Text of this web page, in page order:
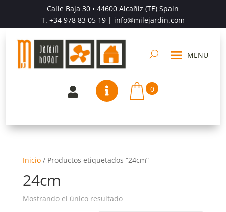
Calle Baja 30 • 44600 Alcañiz (TE) Spain
T. +34 978 83 05 19| info@milejardin.com
  0
Inicio/ Productos etiquetados “24cm”
24cm
Mostrando el único resultado